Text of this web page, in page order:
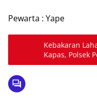
Pewarta : Yape
Kebakaran
Kapas, Polsek
Gabungan dan